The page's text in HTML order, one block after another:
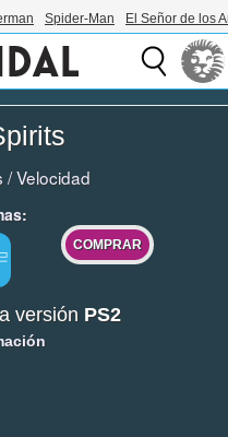
Spider-Man El Señor de los
/Velocidad
COMPRAR
versión PS2